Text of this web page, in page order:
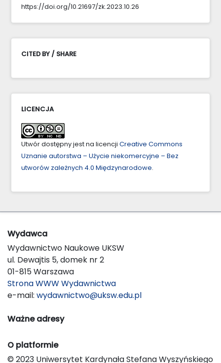
https://doi.org/10.21697/zk.2023.10.26
CITED BY / SHARE
LICENCJA
Utwór dostępny jest na licencji Creative Commons
Uznanie autorstwa – Użycie niekomercyjne – Bez
utworów zależnych 4.0 Międzynarodowe.
Wydawca
Wydawnictwo Naukowe UKSW
ul. Dewajtis 5, domek nr 2
01-815 Warszawa
Strona WWW Wydawnictwa
e-mail: wydawnictwo@uksw.edu.pl
Ważne adresy
O platformie
© 2023 Uniwersytet Kardynała Stefana Wyszyńskiego